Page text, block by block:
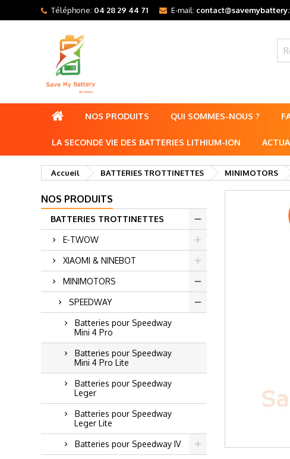
Téléphone: 04 28 29 44 71 E-mail:
NOS PRODUITS QUI SOMMES-NOUS ?
LA SECONDE VIE DES BATTERIES LITHIUM-ION
Accueil BATTERIES TROTTINETTES MINIMOTORS
NOS PRODUITS
BATTERIES TROTTINETTES
E-TWOW
XIAOMI & NINEBOT
MINIMOTORS
SPEEDWAY
Batteries pour Speedway
Mini 4 Pro
Batteries pour Speedway
Mini 4 Pro Lite
Batteries pour Speedway
Leger
Batteries pour Speedway
Leger Lite
Batteries pour Speedway IV